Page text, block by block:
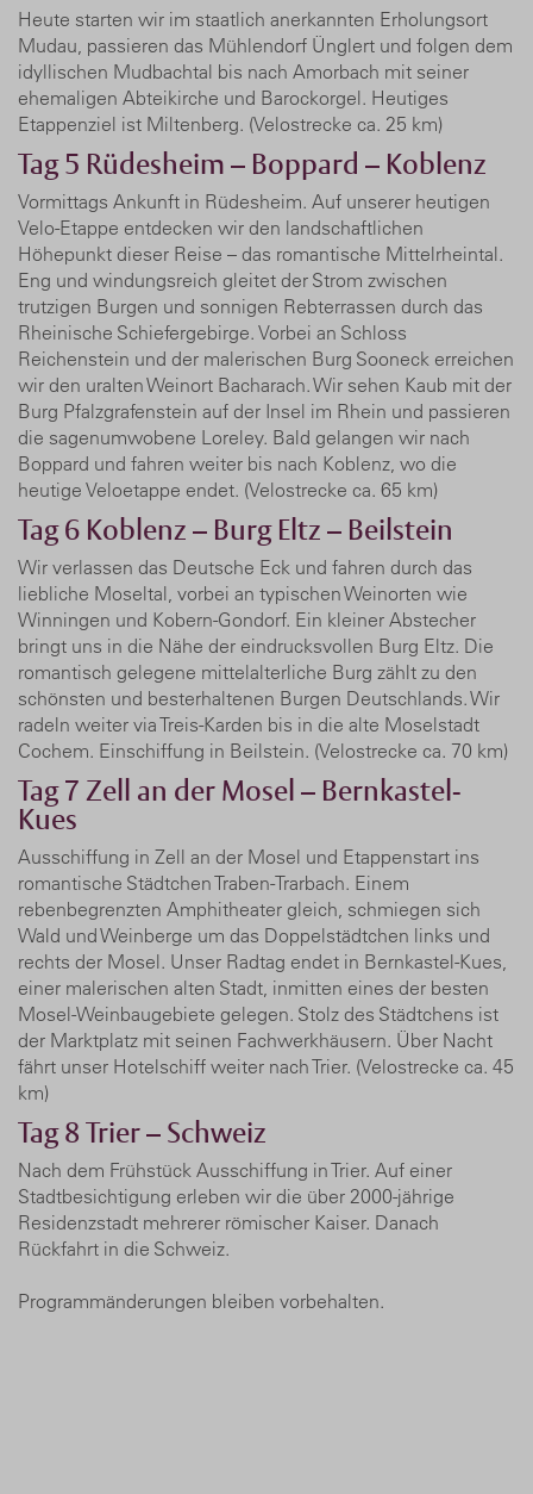
Heute starten wir im staatlich anerkannten Erholungsort
Mudau, passieren das Mühlendorf Ünglert und folgen dem
idyllischen Mudbachtal bis nach Amorbach mit seiner
ehemaligen Abteikirche und Barockorgel. Heutiges
Etappenziel ist Miltenberg. (Velostrecke ca. 25 km)
Tag 5 Rüdesheim – Boppard – Koblenz
Vormittags Ankunft in Rüdesheim. Auf unserer heutigen
Velo-Etappe entdecken wir den landschaftlichen
Höhepunkt dieser Reise – das romantische Mittelrheintal.
Eng und windungsreich gleitet der Strom zwischen
trutzigen Burgen und sonnigen Rebterrassen durch das
Rheinische Schiefergebirge. Vorbei an Schloss
Reichenstein und der malerischen Burg Sooneck erreichen
wir den uralten Weinort Bacharach. Wir sehen Kaub mit der
Burg Pfalzgrafenstein auf der Insel im Rhein und passieren
die sagenumwobene Loreley. Bald gelangen wir nach
Boppard und fahren weiter bis nach Koblenz, wo die
heutige Veloetappe endet. (Velostrecke ca. 65 km)
Tag 6 Koblenz – Burg Eltz – Beilstein
Wir verlassen das Deutsche Eck und fahren durch das
liebliche Moseltal, vorbei an typischen Weinorten wie
Winningen und Kobern-Gondorf. Ein kleiner Abstecher
bringt uns in die Nähe der eindrucksvollen Burg Eltz. Die
romantisch gelegene mittelalterliche Burg zählt zu den
schönsten und besterhaltenen Burgen Deutschlands. Wir
radeln weiter via Treis-Karden bis in die alte Moselstadt
Cochem. Einschiffung in Beilstein. (Velostrecke ca. 70 km)
Tag 7 Zell an der Mosel – Bernkastel-
Kues
Ausschiffung in Zell an der Mosel und Etappenstart ins
romantische Städtchen Traben-Trarbach. Einem
rebenbegrenzten Amphitheater gleich, schmiegen sich
Wald und Weinberge um das Doppelstädtchen links und
rechts der Mosel. Unser Radtag endet in Bernkastel-Kues,
einer malerischen alten Stadt, inmitten eines der besten
Mosel-Weinbaugebiete gelegen. Stolz des Städtchens ist
der Marktplatz mit seinen Fachwerkhäusern. Über Nacht
fährt unser Hotelschiff weiter nach Trier. (Velostrecke ca. 45
km)
Tag 8 Trier – Schweiz
Nach dem Frühstück Ausschiffung in Trier. Auf einer
Stadtbesichtigung erleben wir die über 2000-jährige
Residenzstadt mehrerer römischer Kaiser. Danach
Rückfahrt in die Schweiz.
Programmänderungen bleiben vorbehalten.